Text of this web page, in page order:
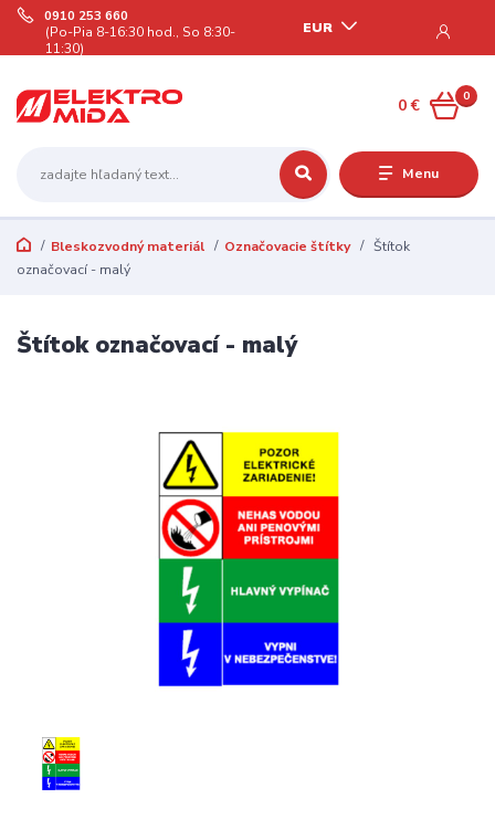
Menu
EUR
0910 253 660
(Po-Pia 8-16:30 hod., So 8:30-
11:30)
0
0 €
Bleskozvodný materiál Označovacie štítky
Štítok
označovací - malý
Štítok označovací - malý